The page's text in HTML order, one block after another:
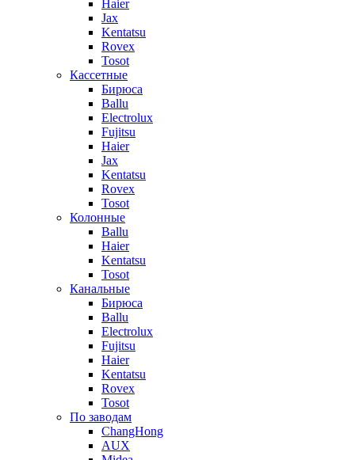
Haier
Jax
Kentatsu
Rovex
Tosot
Кассетные
Бирюса
Ballu
Electrolux
Fujitsu
Haier
Jax
Kentatsu
Rovex
Tosot
Колонные
Ballu
Haier
Kentatsu
Tosot
Канальные
Бирюса
Ballu
Electrolux
Fujitsu
Haier
Kentatsu
Rovex
Tosot
По заводам
ChangHong
AUX